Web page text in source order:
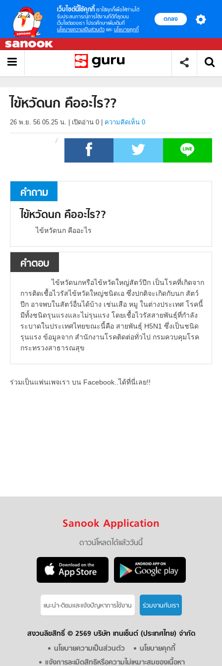
เว็บไซต์นี้ใช้คุกกี้ เราใช้คุกกี้เพื่อให้ท่านได้
รับประสบการณ์การใช้งานที่ดีที่สุดบน
เว็บไซต์ของเรา โปรดศึกษาเพิ่มเติมที่
นโยบายความเป็นส่วนตัว และ นโยบายคุกกี้
ตกลง
ไข้หวัดนก คืออะไร??
26 พ.ย. 56 05.25 น. เปิดอ่าน 0 ความคิดเห็น 0
คำถาม
ไข้หวัดนก คืออะไร??
ไข้หวัดนก คืออะไร
คำตอบ
ไข้หวัดนกหรือไข้หวัดใหญ่สัตว์ปีก เป็นโรคที่เกิดจาก
การติดเชื้อไวรัสไข้หวัดใหญ่ชนิดเอ ซึ่งปกติจะเกิดกับนก สัตว์
ปีก อาจพบในสัตว์อื่นได้บ้าง เช่นเสือ หมู ในต่างประเทศ โรคนี้
มีทั้งชนิดรุนแรงและไม่รุนแรง โดยเชื้อไวรัสสายพันธุ์ที่กำลัง
ระบาดในประเทศไทยขณะนี้คือ สายพันธุ์ H5N1 ซึ่งเป็นชนิด
รุนแรง ข้อมูลจาก สำนักงานโรคติดต่อทั่วไป กรมควบคุมโรค
กระทรวงสาธารณสุข
ร่วมเป็นแฟนเพจเรา บน Facebook..ได้ที่นี่เลย!!
Sanook Application
ดาวน์โหลดได้แล้ววันนี้
แนะนำ-ติชมเเละแจ้งปัญหาการใช้งาน ร่วมงานกับเรา
สงวนลิขสิทธิ์ © 2569 บริษัท เทนเซ็นต์ (ประเทศไทย) จำกัด
นโยบายความเป็นส่วนตัว
นโยบายคุกกี้
แจ้งการละเมิดสิทธิหรือความไม่เหมาะสมของเนื้อหา